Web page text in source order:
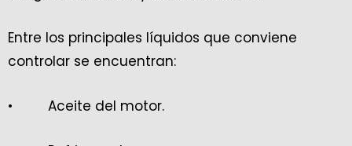
Entre los principales líquidos que conviene
controlar se encuentran:
• Aceite del motor.